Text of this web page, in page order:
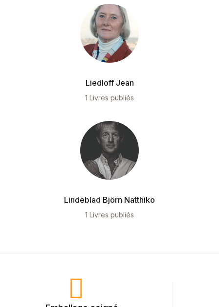
Liedloff Jean
1 Livres publiés
Lindeblad Björn Natthiko
1 Livres publiés